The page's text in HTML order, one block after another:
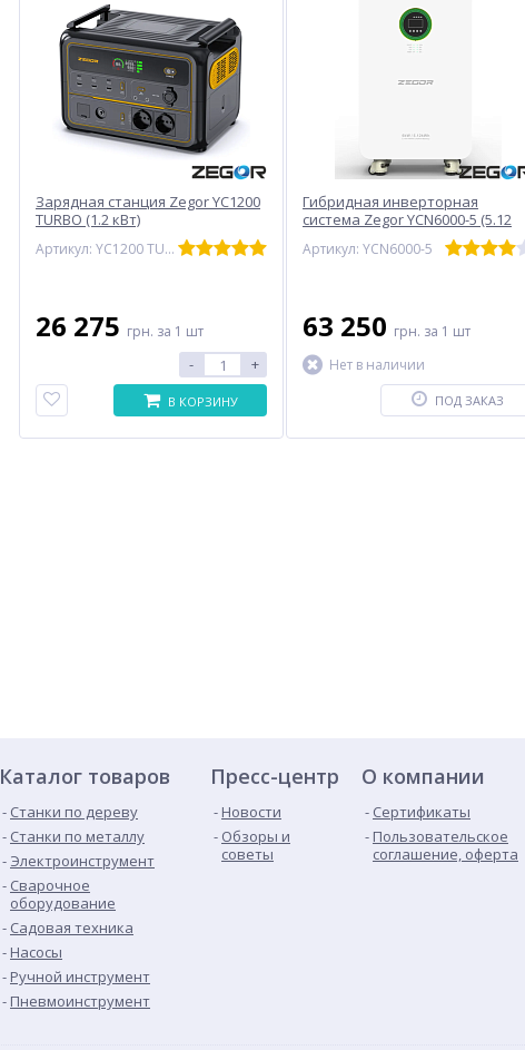
Зарядная станция Zegor YC1200
TURBO (1.2 кВт)
Артикул: YC1200 TURBO
26 275 грн. за 1 шт
- +
В КОРЗИНУ
Гибридная инверторная
система Zegor YCN6000-5 (5.12
Артикул: YCN6000-5
63 250 грн. за 1 шт
Нет в наличии
ПОД ЗАКАЗ
Каталог товаров
Станки по дереву
Станки по металлу
Электроинструмент
Сварочное
оборудование
Садовая техника
Насосы
Ручной инструмент
Пневмоинструмент
Пресс-центр
Новости
Обзоры и
советы
О компании
Сертификаты
Пользовательское
соглашение, оферта